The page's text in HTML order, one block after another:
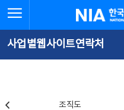
문
로
가
체
뉴
바
가
한국지능정보
사업별웹사이트연락처
조직도